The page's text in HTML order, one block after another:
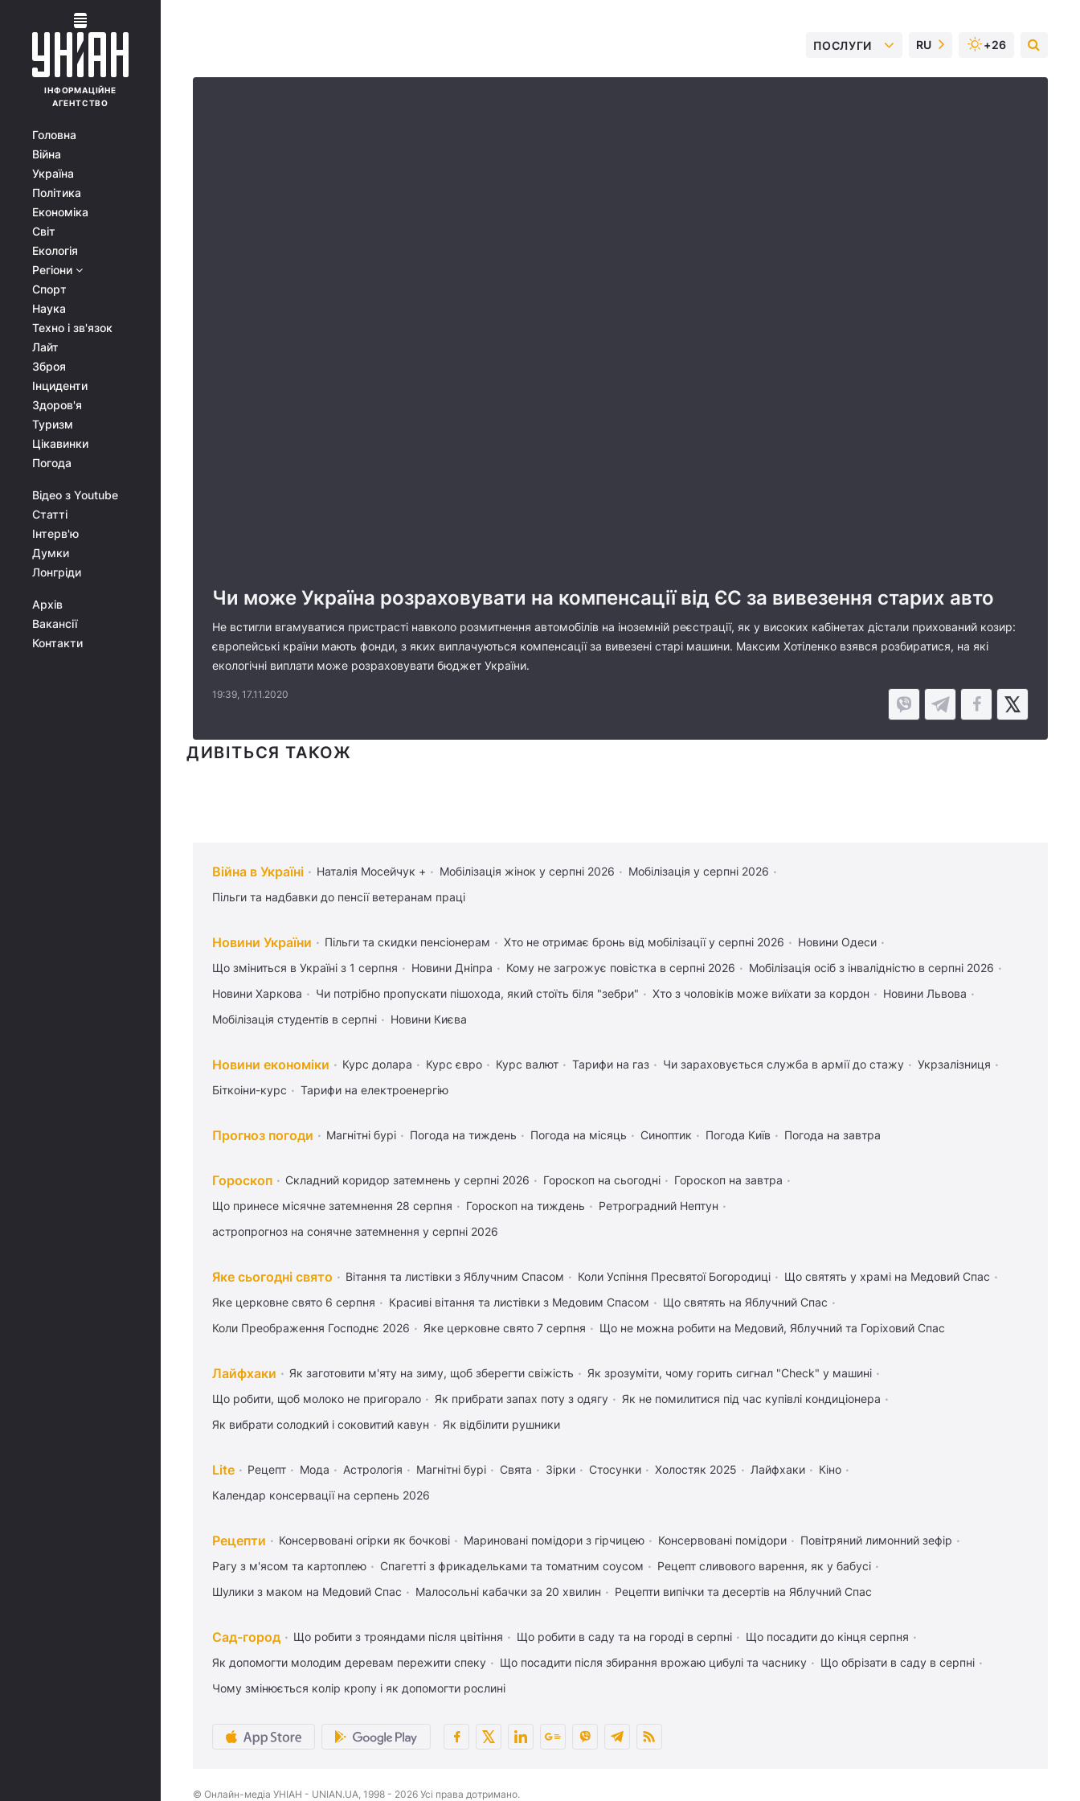
ІНФОРМАЦІЙНЕ
АГЕНТСТВО
Головна
Війна
Україна
Політика
Економіка
Світ
Екологія
Регіони
Спорт
Наука
Техно і зв'язок
Лайт
Зброя
Інциденти
Здоров'я
Туризм
Цікавинки
Погода
Відео з Youtube
Статті
Інтерв'ю
Думки
Лонгріди
Архів
Вакансії
Контакти
ПОСЛУГИ RU +26
Чи може Україна розраховувати на компенсації від ЄС за вивезення старих авто
Не встигли вгамуватися пристрасті навколо розмитнення автомобілів на іноземній реєстрації, як у високих кабінетах дістали прихований козир:
європейські країни мають фонди, з яких виплачуються компенсації за вивезені старі машини. Максим Хотіленко взявся розбиратися, на які
екологічні виплати може розраховувати бюджет України.
19:39, 17.11.2020
ДИВІТЬСЯ ТАКОЖ
Війна в Україні Наталія Мосейчук + Мобілізація жінок у серпні 2026
Мобілізація у серпні 2026
Пільги та надбавки до пенсії ветеранам праці
Новини України Пільги та скидки пенсіонерам Хто не отримає бронь від мобілізації у серпні 2026
Новини Одеси
Що зміниться в Україні з 1 серпня
Новини Дніпра Кому не загрожує повістка в серпні 2026
Мобілізація осіб з інвалідністю в серпні 2026
Новини Харкова
Чи потрібно пропускати пішохода, який стоїть біля "зебри" Хто з чоловіків може виїхати за кордон
Новини Львова
Мобілізація студентів в серпні
Новини Києва
Новини економіки Курс долара Курс євро Курс валют Тарифи на газ Чи зараховується служба в армії до стажу
Укрзалізниця
Біткоіни-курс
Тарифи на електроенергію
Прогноз погоди Магнітні бурі Погода на тиждень Погода на місяць Синоптик Погода Київ Погода на завтра
Гороскоп Складний коридор затемнень у серпні 2026 Гороскоп на сьогодні
Гороскоп на завтра
Що принесе місячне затемнення 28 серпня
Гороскоп на тиждень
Ретроградний Нептун
астропрогноз на сонячне затемнення у серпні 2026
Яке сьогодні свято Вітання та листівки з Яблучним Спасом Коли Успіння Пресвятої Богородиці
Що святять у храмі на Медовий Спас
Яке церковне свято 6 серпня
Красиві вітання та листівки з Медовим Спасом
Що святять на Яблучний Спас
Коли Преображення Господнє 2026
Яке церковне свято 7 серпня Що не можна робити на Медовий, Яблучний та Горіховий Спас
Лайфхаки Як заготовити м'яту на зиму, щоб зберегти свіжість
Як зрозуміти, чому горить сигнал "Check" у машині
Що робити, щоб молоко не пригорало
Як прибрати запах поту з одягу
Як не помилитися під час купівлі кондиціонера
Як вибрати солодкий і соковитий кавун
Як відбілити рушники
Lite Рецепт Мода Астрологія Магнітні бурі Свята Зірки Стосунки Холостяк 2025 Лайфхаки
Кіно
Календар консервації на серпень 2026
Рецепти Консервовані огірки як бочкові Мариновані помідори з гірчицею Консервовані помідори
Повітряний лимонний зефір
Рагу з м'ясом та картоплею
Спагетті з фрикадельками та томатним соусом
Рецепт сливового варення, як у бабусі
Шулики з маком на Медовий Спас
Малосольні кабачки за 20 хвилин Рецепти випічки та десертів на Яблучний Спас
Сад-город Що робити з трояндами після цвітіння Що робити в саду та на городі в серпні
Що посадити до кінця серпня
Як допомогти молодим деревам пережити спеку
Що посадити після збирання врожаю цибулі та часнику
Що обрізати в саду в серпні
Чому змінюється колір кропу і як допомогти рослині
© Онлайн-медіа УНІАН - UNIAN.UA, 1998 - 2026 Усі права дотримано.